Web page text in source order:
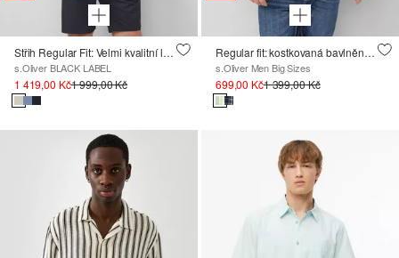
Střih Regular Fit: Velmi kvalitní lněná košile
s.Oliver BLACK LABEL
1 419,00 Kč1 999,00 Kč
Regular fit: kostkovaná bavlněná košile s límečkem na knoflíky
s.Oliver Men Big Sizes
699,00 Kč1 399,00 Kč